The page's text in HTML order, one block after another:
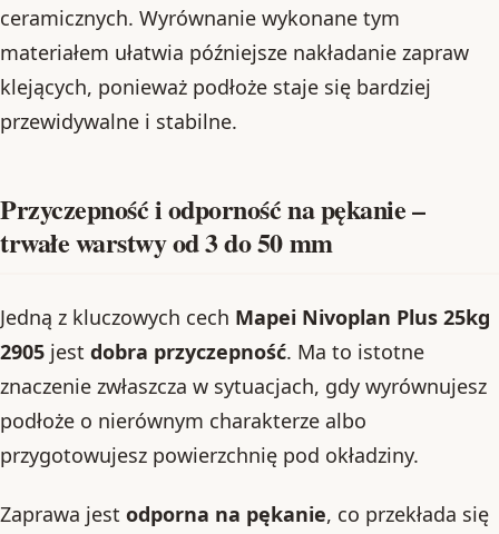
ceramicznych. Wyrównanie wykonane tym
materiałem ułatwia późniejsze nakładanie zapraw
klejących, ponieważ podłoże staje się bardziej
przewidywalne i stabilne.
Przyczepność i odporność na pękanie –
trwałe warstwy od 3 do 50 mm
Jedną z kluczowych cech Mapei Nivoplan Plus 25kg
2905 jest dobra przyczepność. Ma to istotne
znaczenie zwłaszcza w sytuacjach, gdy wyrównujesz
podłoże o nierównym charakterze albo
przygotowujesz powierzchnię pod okładziny.
Zaprawa jest odporna na pękanie, co przekłada się